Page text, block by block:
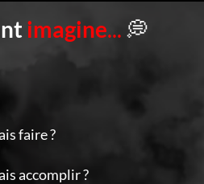
imagine... 💭
faire ?
accomplir ?